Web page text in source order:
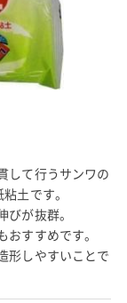
して行うサンワの
土です。
が抜群。
すすめです。
形しやすいことで